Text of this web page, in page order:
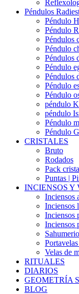
Péndulos
Péndulo
Péndulo
Péndulos
Péndulo
Péndulos
Péndulo
Péndulos
Péndulo
Péndulo
péndulo
péndulo
Péndulo
Péndulo
CRISTALES
Bruto
Rodados
Pack
Puntas |
INCIENSOS Y
Inciensos
Inciensos
Inciensos
Inciensos
Velas de
RITUALES
DIARIOS
GEOMETRÍA
BLOG